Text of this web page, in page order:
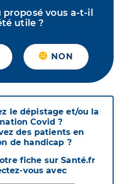
vous a-t-il
utile ?
NON
le dépistage et/ou la
Covid ?
des patients en
de handicap ?
fiche sur Santé.fr
vous avec